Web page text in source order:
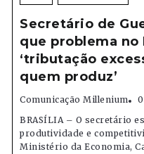
Secretário de
que problema no
‘tributação
quem produz’
Comunicação Millenium
BRASÍLIA – O secretário
produtividade e
Ministério da Economia,